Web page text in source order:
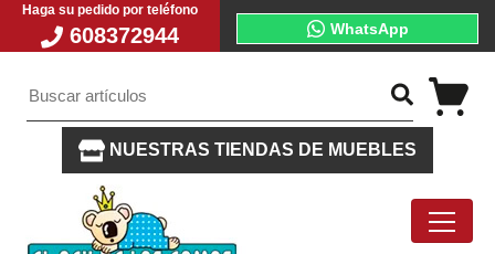
Haga su pedido por teléfono
608372944 WhatsApp
NUESTRAS TIENDAS DE MUEBLES